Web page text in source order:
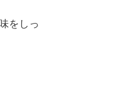
をしっ